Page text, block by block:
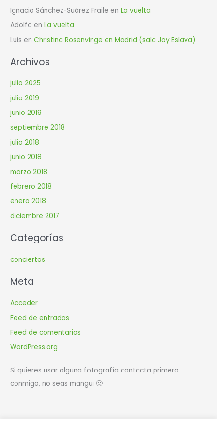
Ignacio Sánchez-Suárez Fraile enLa vuelta
Adolfo enLa vuelta
Luis enChristina Rosenvinge en Madrid (sala Joy Eslava)
Archivos
julio 2025
julio 2019
junio 2019
septiembre 2018
julio 2018
junio 2018
marzo 2018
febrero 2018
enero 2018
diciembre 2017
Categorías
conciertos
Meta
Acceder
Feed de entradas
Feed de comentarios
WordPress.org
Si quieres usar alguna fotografía contacta primero
conmigo, no seas mangui 🙂